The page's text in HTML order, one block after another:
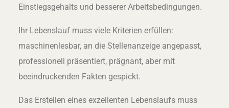
Einstiegsgehalts und besserer Arbeitsbedingungen.
Ihr Lebenslauf muss viele Kriterien erfüllen:
maschinenlesbar, an die Stellenanzeige angepasst,
professionell präsentiert, prägnant, aber mit
beeindruckenden Fakten gespickt.
Das Erstellen eines exzellenten Lebenslaufs muss